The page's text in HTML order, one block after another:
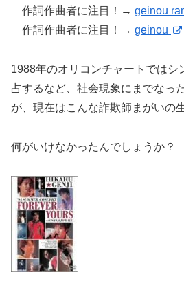
作詞作曲者に注目！→ geinou
作詞作曲者に注目！→ geinou
1988年のオリコンチャートではシ
占するなど、社会現象にまでなっ
が、現在はこんな詐欺師まがいの
何がいけなかったんでしょうか？